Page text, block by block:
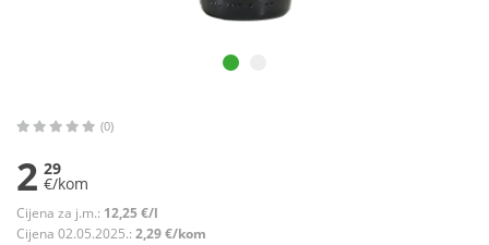
(0)
2 29
€/kom
Cijena za j.m.: 12,25 €/l
Cijena 02.05.2025.: 2,29 €/kom